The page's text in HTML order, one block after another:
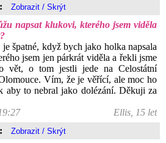
napsat klukovi, kterého jsem viděla
špatné, když bych jako holka napsala
jsem jen párkrát viděla a řekli jsme
vět, o tom jestli jede na Celostátní
Vím, že je věřící, ale moc ho
aby to nebral jako dolézání. Děkuji za
Ellis, 15 let